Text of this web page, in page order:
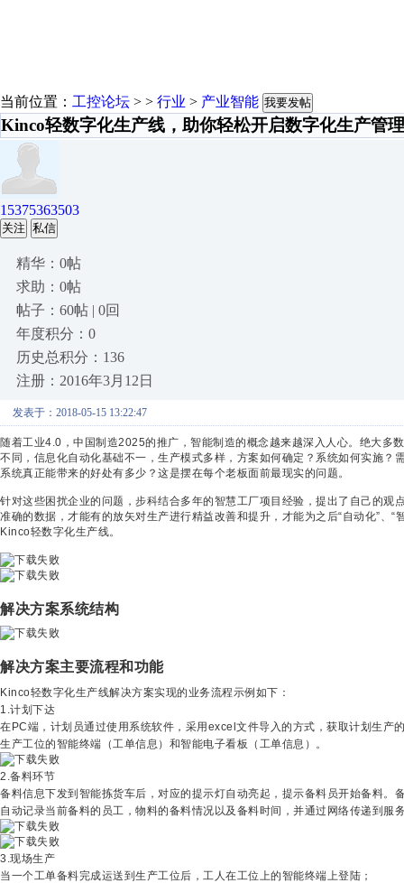
当前位置： 工控论坛 > > 行业 > 产业智能 我要发帖
Kinco轻数字化生产线，助你轻松开启数字化生产管理
15375363503
关注 私信
精华：0帖
求助：0帖
帖子：60帖 | 0回
年度积分：0
历史总积分：136
注册：2016年3月12日
发表于：2018-05-15 13:22:47
随着工业4.0，中国制造2025的推广，智能制造的概念越来越深入人心。绝大多
不同，信息化自动化基础不一，生产模式多样，方案如何确定？系统如何实施
系统真正能带来的好处有多少？这是摆在每个老板面前最现实的问题。
针对这些困扰企业的问题，步科结合多年的智慧工厂项目经验，提出了自己的观
准确的数据，才能有的放矢对生产进行精益改善和提升，才能为之后“自动化”、
Kinco轻数字化生产线。
解决方案系统结构
解决方案主要流程和功能
Kinco轻数字化生产线解决方案实现的业务流程示例如下：
1.计划下达
在PC端，计划员通过使用系统软件，采用excel文件导入的方式，获取计划生
生产工位的智能终端（工单信息）和智能电子看板（工单信息）。
2.备料环节
备料信息下发到智能拣货车后，对应的提示灯自动亮起，提示备料员开始备料
自动记录当前备料的员工，物料的备料情况以及备料时间，并通过网络传递到服
3.现场生产
当一个工单备料完成运送到生产工位后，工人在工位上的智能终端上登陆；